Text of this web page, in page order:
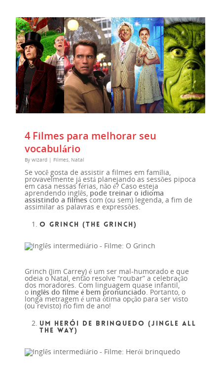
4 Filmes para melhorar seu
vocabulário
By wizard | Filmes, Natal
Se você gosta de assistir a filmes em família,
provavelmente já está planejando as sessões pipoca
em casa nessas férias, não é? Caso esteja
aprendendo inglês, pode treinar o idioma
assistindo a filmes com (ou sem) legenda, a fim de
assimilar as palavras e expressões.
O Grinch (The Grinch)
Grinch (Jim Carrey) é um ser mal-humorado e que
odeia o Natal, então resolve “roubar” a celebração
dos moradores. Com linguagem quase infantil,
o inglês do filme é bem pronunciado. Portanto, o
longa metragem é uma ótima opção para ser visto
(ou revisto) no fim de ano!
Um Herói de Brinquedo (Jingle All
The Way)
Blog
Cursos
Curso de Inglês
Curso de Alemão
Curso de Espanhol
Curso de Japonês